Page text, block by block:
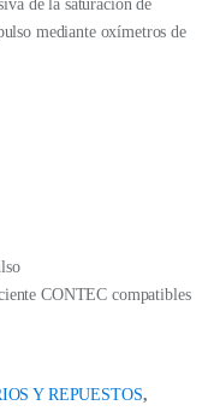
de la saturación de
mediante oxímetros de
CONTEC compatibles
Y REPUESTOS,